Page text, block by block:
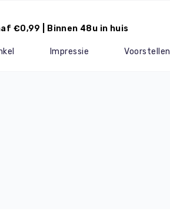
€0,99 | Binnen 48u in huis
Impressie Voorstellen